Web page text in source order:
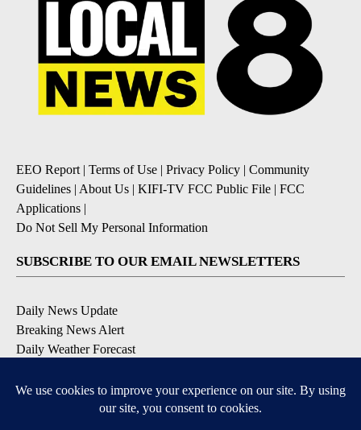
EEO Report| Terms of Use | Privacy Policy | Community
Guidelines | About Us | KIFI-TV FCC Public File | FCC
Applications |
Do Not Sell My Personal Information
SUBSCRIBE TO OUR EMAIL NEWSLETTERS
Daily News Update
Breaking News Alert
Daily Weather Forecast
Contests and Promotions